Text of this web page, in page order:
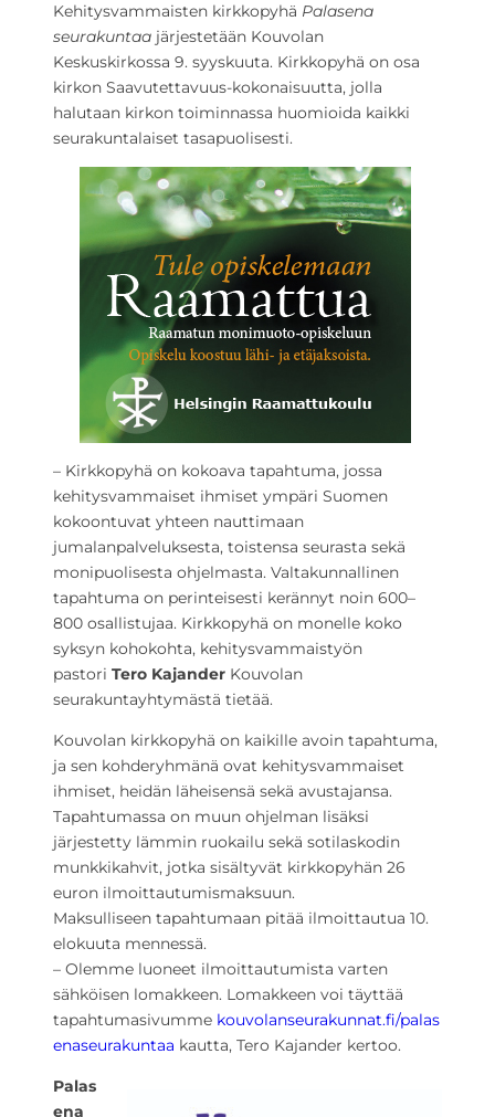
Kehitysvammaisten kirkkopyhä Palasena
seurakuntaa järjestetään Kouvolan
Keskuskirkossa 9. syyskuuta. Kirkkopyhä on osa
kirkon Saavutettavuus-kokonaisuutta, jolla
halutaan kirkon toiminnassa huomioida kaikki
seurakuntalaiset tasapuolisesti.
– Kirkkopyhä on kokoava tapahtuma, jossa
kehitysvammaiset ihmiset ympäri Suomen
kokoontuvat yhteen nauttimaan
jumalanpalveluksesta, toistensa seurasta sekä
monipuolisesta ohjelmasta. Valtakunnallinen
tapahtuma on perinteisesti kerännyt noin 600–
800 osallistujaa. Kirkkopyhä on monelle koko
syksyn kohokohta, kehitysvammaistyön
pastori Tero Kajander Kouvolan
seurakuntayhtymästä tietää.
Kouvolan kirkkopyhä on kaikille avoin tapahtuma,
ja sen kohderyhmänä ovat kehitysvammaiset
ihmiset, heidän läheisensä sekä avustajansa.
Tapahtumassa on muun ohjelman lisäksi
järjestetty lämmin ruokailu sekä sotilaskodin
munkkikahvit, jotka sisältyvät kirkkopyhän 26
euron ilmoittautumismaksuun.
Maksulliseen tapahtumaan pitää ilmoittautua 10.
elokuuta mennessä.
– Olemme luoneet ilmoittautumista varten
sähköisen lomakkeen. Lomakkeen voi täyttää
tapahtumasivumme kouvolanseurakunnat.fi/palas
enaseurakuntaa kautta, Tero Kajander kertoo.
Palas
ena